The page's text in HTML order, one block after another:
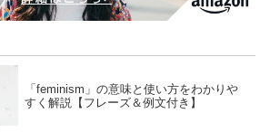
「feminism」の意味と使い方をわかりや
すく解説【フレーズ＆例文付き】